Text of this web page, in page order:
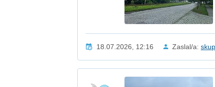
18.07.2026, 12:16 Zaslal/a: